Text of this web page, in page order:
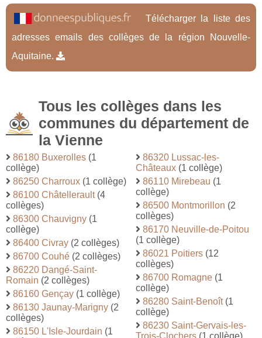
Télécharger la liste des
adresses emails des collèges de la région Nouvelle-
Aquitaine.
Tous les collèges dans les
communes du département de
la Vienne
86180 Buxerolles (1
collège)
86250 Charroux (1 collège)
86100 Châtellerault(4
collèges)
86300 Chauvigny (1
collège)
86400 Civray (2 collèges)
86700 Couhé (2 collèges)
86220 Dangé-Saint-
Romain (2 collèges)
86160 Gençay (1 collège)
86130 Jaunay-Marigny (2
collèges)
86150 L'Isle-Jourdain (1
86320 Lussac-les-
Châteaux (1 collège)
86110 Mirebeau (1
collège)
86500 Montmorillon (2
collèges)
86170 Neuville-de-Poitou
(1 collège)
86021 Poitiers (12
collèges)
86700 Romagne (1
collège)
86280 Saint-Benoît(1
collège)
86230 Saint-Gervais-les-